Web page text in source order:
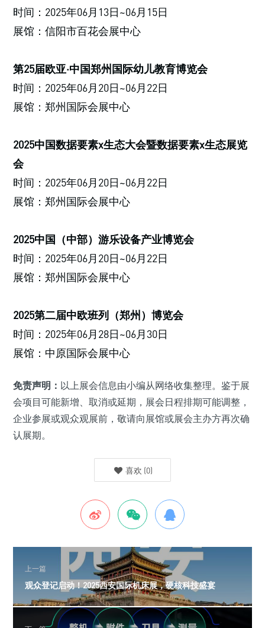
时间：2025年06月13日~06月15日
展馆：信阳市百花会展中心
第25届欧亚·中国郑州国际幼儿教育博览会
时间：2025年06月20日~06月22日
展馆：郑州国际会展中心
2025中国数据要素x生态大会暨数据要素x生态展览
会
时间：2025年06月20日~06月22日
展馆：郑州国际会展中心
2025中国（中部）游乐设备产业博览会
时间：2025年06月20日~06月22日
展馆：郑州国际会展中心
2025第二届中欧班列（郑州）博览会
时间：2025年06月28日~06月30日
展馆：中原国际会展中心
免责声明： 以上展会信息由小编从网络收集整理。鉴于展
会项目可能新增、取消或延期，展会日程排期可能调整，
企业参展或观众观展前，敬请向展馆或展会主办方再次确
认展期。
喜欢 (0)
上一篇
观众登记启动！2025西安国际机床展，硬核科技盛宴